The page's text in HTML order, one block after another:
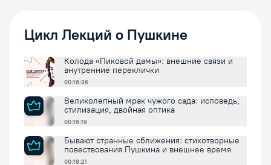
Цикл Лекций о Пушкине
Колода «Пиковой дамы»: внешние связи и
внутренние переклички
00:16:36
Великолепный мрак чужого сада: исповедь,
стилизация, двойная оптика
00:16:19
Бывают странные сближения: стихотворные
повествования Пушкина и внешнее время
00:18:21